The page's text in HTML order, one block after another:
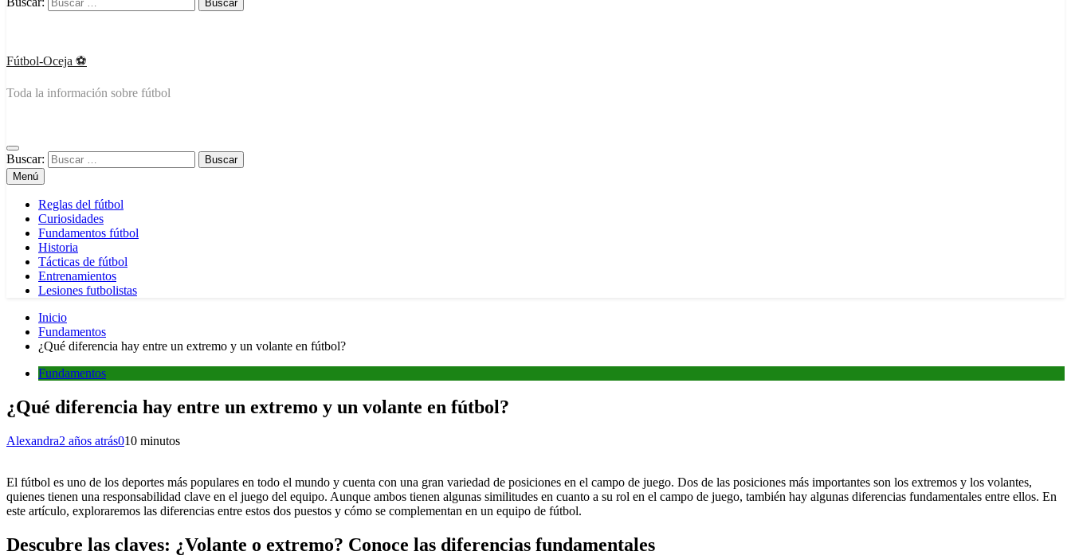
Fútbol-Oceja ️⚽
Toda la información sobre fútbol
Buscar:
Menú
Reglas del fútbol
Curiosidades
Fundamentos fútbol
Historia
Tácticas de fútbol
Entrenamientos
Lesiones futbolistas
Inicio
Fundamentos
¿Qué diferencia hay entre un extremo y un volante en fútbol?
Fundamentos
¿Qué diferencia hay entre un extremo y un volante en fútbol?
Alexandra2 años atrás010 minutos
El fútbol es uno de los deportes más populares en todo el mundo y cuenta con una gran variedad de posiciones en el campo de juego. Dos de las posiciones más importantes son los extremos y los volantes,
quienes tienen una responsabilidad clave en el juego del equipo. Aunque ambos tienen algunas similitudes en cuanto a su rol en el campo de juego, también hay algunas diferencias fundamentales entre ellos. En
este artículo, exploraremos las diferencias entre estos dos puestos y cómo se complementan en un equipo de fútbol.
Descubre las claves: ¿Volante o extremo? Conoce las diferencias fundamentales